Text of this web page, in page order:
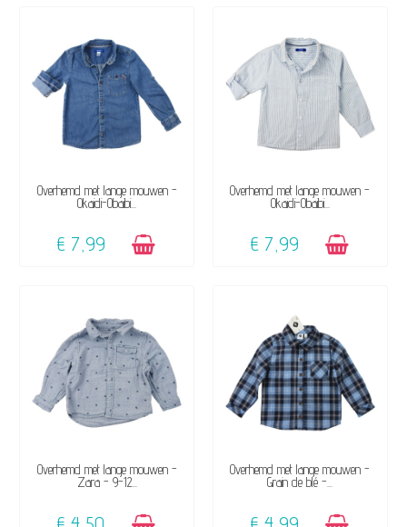
BESCHIKBAAR
Overhemd met lange mouwen -
Okaidi-Obaibi...
€ 7,99
BESCHIKBAAR
Overhemd met lange mouwen -
Okaidi-Obaibi...
€ 7,99
BESCHIKBAAR
Overhemd met lange mouwen -
Zara - 9-12...
BESCHIKBAAR
Overhemd met lange mouwen -
Grain de blé -...